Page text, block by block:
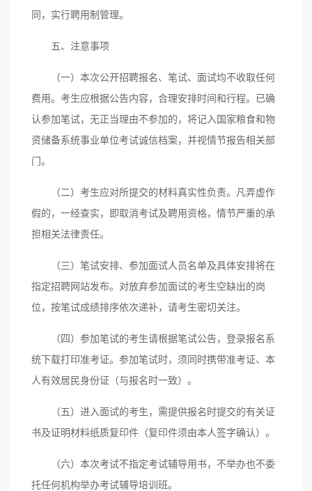
同，实行聘用制管理。
五、注意事项
（一）本次公开招聘报名、笔试、面试均不收取任何
费用。考生应根据公告内容，合理安排时间和行程。已确
认参加笔试，无正当理由不参加的，将记入国家粮食和物
资储备系统事业单位考试诚信档案，并视情节报告相关部
门。
（二）考生应对所提交的材料真实性负责。凡弄虚作
假的，一经查实，即取消考试及聘用资格，情节严重的承
担相关法律责任。
（三）笔试安排、参加面试人员名单及具体安排将在
指定招聘网站发布。对放弃参加面试的考生空缺出的岗
位，按笔试成绩排序依次递补，请考生密切关注。
（四）参加笔试的考生请根据笔试公告，登录报名系
统下载打印准考证。参加笔试时，须同时携带准考证、本
人有效居民身份证（与报名时一致）。
（五）进入面试的考生，需提供报名时提交的有关证
书及证明材料纸质复印件（复印件须由本人签字确认）。
（六）本次考试不指定考试辅导用书，不举办也不委
托任何机构举办考试辅导培训班。